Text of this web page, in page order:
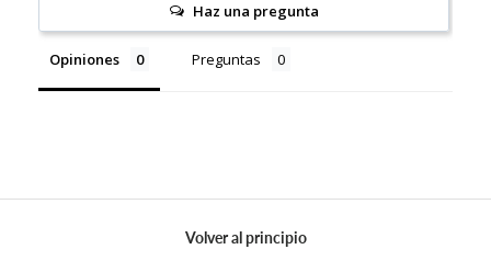
Haz una pregunta
Opiniones Preguntas
Volver al principio